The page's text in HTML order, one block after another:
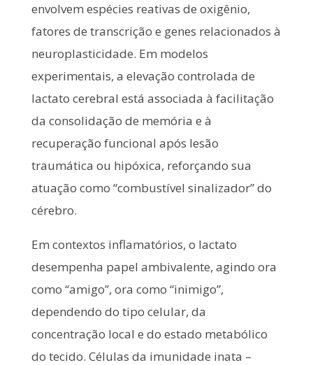
envolvem espécies reativas de oxigênio,
fatores de transcrição e genes relacionados à
neuroplasticidade. Em modelos
experimentais, a elevação controlada de
lactato cerebral está associada à facilitação
da consolidação de memória e à
recuperação funcional após lesão
traumática ou hipóxica, reforçando sua
atuação como “combustível sinalizador” do
cérebro.
Em contextos inflamatórios, o lactato
desempenha papel ambivalente, agindo ora
como “amigo”, ora como “inimigo”,
dependendo do tipo celular, da
concentração local e do estado metabólico
do tecido. Células da imunidade inata –